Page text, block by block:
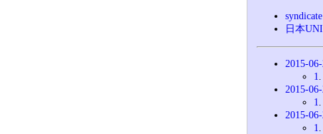
日本
2015-
1
2015-06-
1
2015-
1